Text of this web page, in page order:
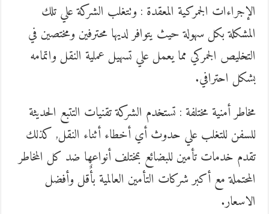
الإجراءات الجمركية المعقدة : وتتغلب الشركة علي تلك
المشكلة بكل سهولة حيث يتوافر لديها محترفين ومختصين في
التخليص الجمركي مما يعمل علي تسهيل عملية النقل واتمامه
بشكل احترافي.
مخاطر أمنية مختلفة : تستخدم الشركة تقنيات التتبع الحديثة
للسفن للتغلب علي حدوث أي أخطاء أثناء النقل, كذلك
تقدم خدمات تأمين للبضائع بمختلف أنواعها ضد كل المخاطر
المحتملة مع أكبر شركات التأمين العالمية بأٌقل وأفضل
الاسعار.